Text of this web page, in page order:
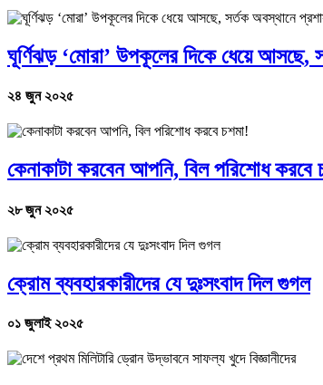
ঘূর্ণিঝড় ‘মোরা’ উপকূলের দিকে ধেয়ে
২৪ জুন ২০২৫
কেনাকাটা করবেন আপনি, বিল পরিশোধ করবে
২৮ জুন ২০২৫
ক্রোম ব্যবহারকারীদের যে দুঃসংবাদ দিল গুগল
০১ জুলাই ২০২৫